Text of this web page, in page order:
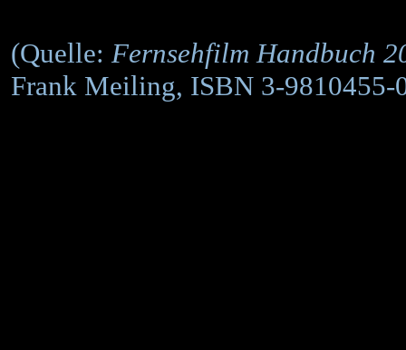
(Quelle: Fernsehfilm Handbuch
Frank Meiling, ISBN 3-